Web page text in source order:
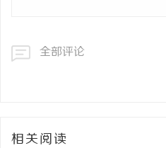
全部评论
相关阅读